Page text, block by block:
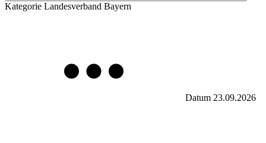
Kategorie Landesverband Bayern
Datum 23.09.2026